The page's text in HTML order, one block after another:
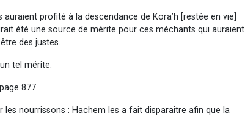
auraient profité à la descendance de Kora’h [restée en vie]
été une source de mérite pour ces méchants qui auraient
des justes.
tel mérite.
877.
les nourrissons : Hachem les a fait disparaître afin que la